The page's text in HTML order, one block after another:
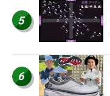
5
6